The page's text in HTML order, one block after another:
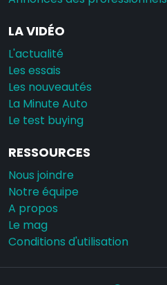
LA VIDÉO
L'actualité
Les essais
Les nouveautés
La Minute Auto
Le test buying
RESSOURCES
Nous joindre
Notre équipe
A propos
Le mag
Conditions d'utilisation